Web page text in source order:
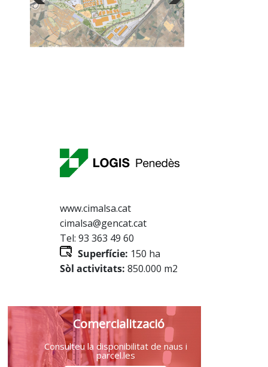
www.cimalsa.cat
cimalsa@gencat.cat
Tel: 93 363 49 60
Superfície: 150 ha
Sòl activitats: 850.000 m2
Comercialització
Consulteu la disponibilitat de naus i
parcel.les